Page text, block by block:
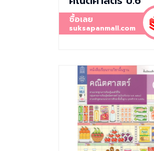
ซื้อเลย
suksapanmall.com